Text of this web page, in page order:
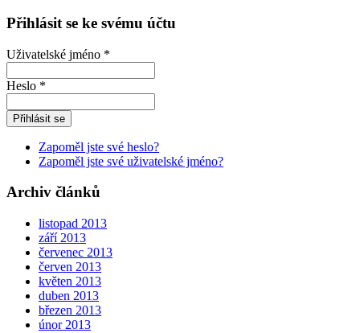
Přihlásit se ke svému účtu
Uživatelské jméno *
Heslo *
Zapoměl jste své heslo?
Zapoměl jste své uživatelské jméno?
Archiv článků
listopad 2013
září 2013
červenec 2013
červen 2013
květen 2013
duben 2013
březen 2013
únor 2013